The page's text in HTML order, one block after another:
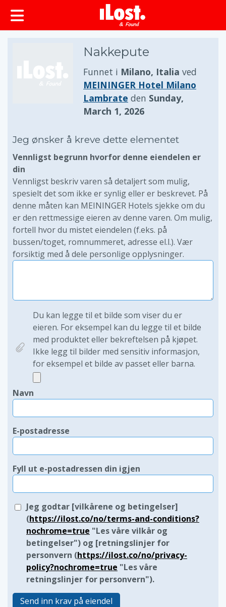
Nakkepute
Funnet i Milano, Italia ved
MEININGER Hotel Milano
Lambrate den Sunday,
March 1, 2026
Jeg ønsker å kreve dette elementet
Vennligst begrunn hvorfor denne eiendelen er
din
Vennligst beskriv varen så detaljert som mulig,
spesielt det som ikke er synlig eller er beskrevet. På
denne måten kan MEININGER Hotels sjekke om du
er den rettmessige eieren av denne varen. Om mulig,
fortell hvor du mistet eiendelen (f.eks. på
bussen/toget, romnummeret, adresse el.l.). Vær
forsiktig med å dele personlige opplysninger.
Du kan legge til et bilde som viser du er
eieren. For eksempel kan du legge til et bilde
med produktet eller bekreftelsen på kjøpet.
Ikke legg til bilder med sensitiv informasjon,
for eksempel et bilde av passet eller barna.
Navn
E-postadresse
Fyll ut e-postadressen din igjen
Jeg godtar [vilkårene og betingelser]
(https://ilost.co/no/terms-and-conditions?
nochrome=true "Les våre vilkår og
betingelser") og [retningslinjer for
personvern (https://ilost.co/no/privacy-
policy?nochrome=true "Les våre
retningslinjer for personvern").
Send inn krav på eiendel